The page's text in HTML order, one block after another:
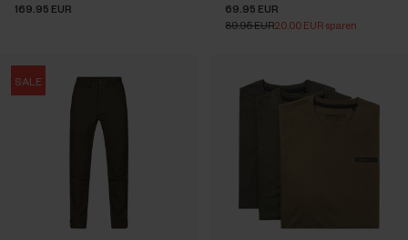
169.95 EUR
69.95 EUR
89.95 EUR20.00 EUR sparen
SALE